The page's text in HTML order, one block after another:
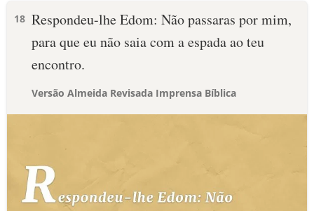
18 Respondeu-lhe Edom: Não passaras por mim,
para que eu não saia com a espada ao teu
encontro.
Versão Almeida Revisada Imprensa Bíblica